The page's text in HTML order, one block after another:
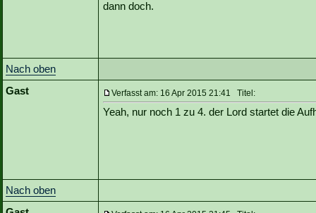
dann doch.
Nach oben
Gast
Verfasst am: 16 Apr 2015 21:41 Titel:
Yeah, nur noch 1 zu 4. der Lord startet die
Nach oben